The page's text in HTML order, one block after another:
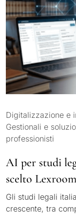
Digitalizzazione e
Gestionali e
professionisti
AI per studi
scelto
Gli studi legali
crescente, tra